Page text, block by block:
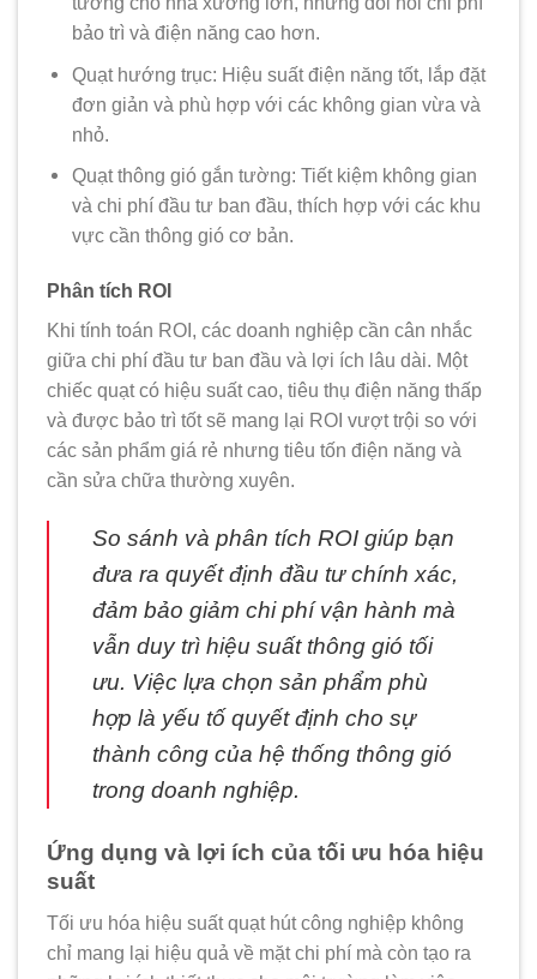
bảo trì và điện năng cao hơn.
Quạt hướng trục: Hiệu suất điện năng tốt, lắp đặt
đơn giản và phù hợp với các không gian vừa và
nhỏ.
Quạt thông gió gắn tường: Tiết kiệm không gian
và chi phí đầu tư ban đầu, thích hợp với các khu
vực cần thông gió cơ bản.
Phân tích ROI
Khi tính toán ROI, các doanh nghiệp cần cân nhắc
giữa chi phí đầu tư ban đầu và lợi ích lâu dài. Một
chiếc quạt có hiệu suất cao, tiêu thụ điện năng thấp
và được bảo trì tốt sẽ mang lại ROI vượt trội so với
các sản phẩm giá rẻ nhưng tiêu tốn điện năng và
cần sửa chữa thường xuyên.
So sánh và phân tích ROI giúp bạn
đưa ra quyết định đầu tư chính xác,
đảm bảo giảm chi phí vận hành mà
vẫn duy trì hiệu suất thông gió tối
ưu. Việc lựa chọn sản phẩm phù
hợp là yếu tố quyết định cho sự
thành công của hệ thống thông gió
trong doanh nghiệp.
Ứng dụng và lợi ích của tối ưu hóa hiệu
suất
Tối ưu hóa hiệu suất quạt hút công nghiệp không
chỉ mang lại hiệu quả về mặt chi phí mà còn tạo ra